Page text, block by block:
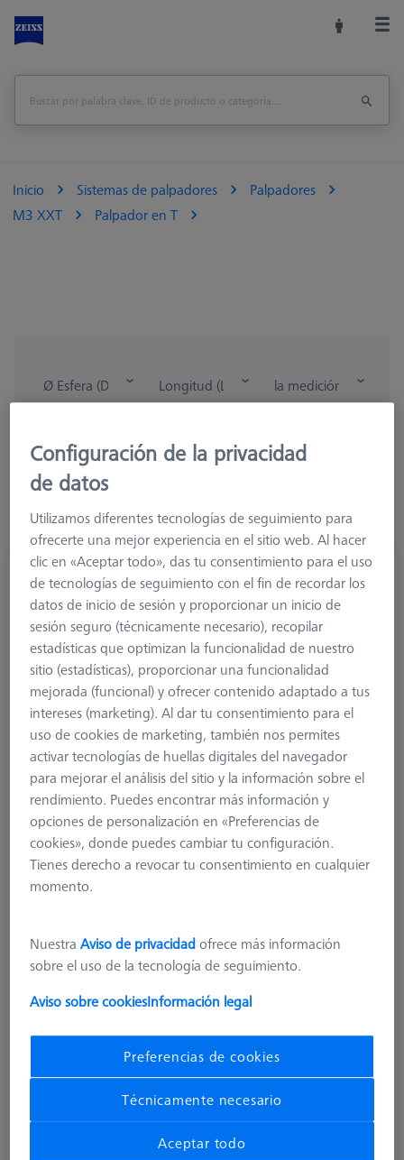
Inicio Sistemas de palpadores
Palpadores
M3 XXT
Palpador en T
Ø Esfera (DK) Longitud (L) la medición de la
1/2-Palpador estrella 90° M3 XXT, DK3 L20
626103-0303-020
20,0 mm
Sphere
M3 XXT
Configuración de la privacidad
de datos
Utilizamos diferentes tecnologías de seguimiento para
ofrecerte una mejor experiencia en el sitio web. Al hacer
clic en «Aceptar todo», das tu consentimiento para el uso
de tecnologías de seguimiento con el fin de recordar los
datos de inicio de sesión y proporcionar un inicio de
sesión seguro (técnicamente necesario), recopilar
estadísticas que optimizan la funcionalidad de nuestro
sitio (estadísticas), proporcionar una funcionalidad
mejorada (funcional) y ofrecer contenido adaptado a tus
intereses (marketing). Al dar tu consentimiento para el
uso de cookies de marketing, también nos permites
activar tecnologías de huellas digitales del navegador
para mejorar el análisis del sitio y la información sobre el
rendimiento. Puedes encontrar más información y
opciones de personalización en «Preferencias de
cookies», donde puedes cambiar tu configuración.
Tienes derecho a revocar tu consentimiento en cualquier
momento.
NuestraAviso de privacidadofrece más información
sobre el uso de la tecnología de seguimiento.
Aviso sobre cookiesInformación legal
Preferencias de cookies
Técnicamente necesario
Aceptar todo